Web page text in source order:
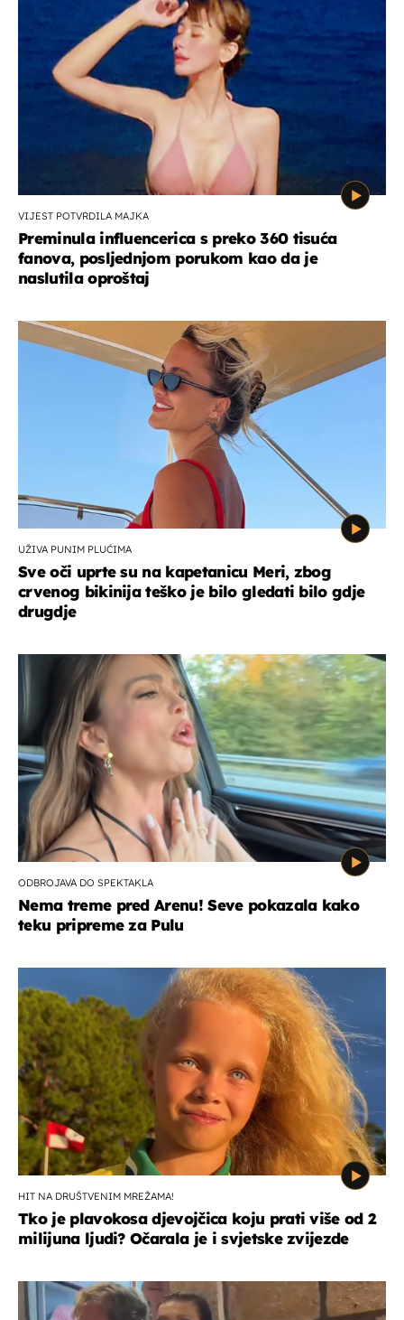
VIJEST POTVRDILA MAJKA
Preminula influencerica s preko 360 tisuća
fanova, posljednjom porukom kao da je
naslutila oproštaj
UŽIVA PUNIM PLUĆIMA
Sve oči uprte su na kapetanicu Meri, zbog
crvenog bikinija teško je bilo gledati bilo gdje
drugdje
ODBROJAVA DO SPEKTAKLA
Nema treme pred Arenu! Seve pokazala kako
teku pripreme za Pulu
HIT NA DRUŠTVENIM MREŽAMA!
Tko je plavokosa djevojčica koju prati više od 2
milijuna ljudi? Očarala je i svjetske zvijezde